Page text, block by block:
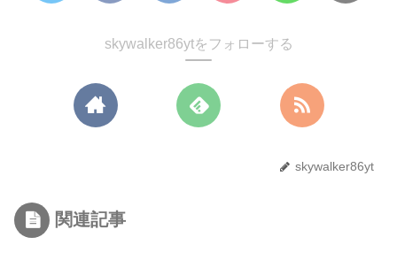
skywalker86ytをフォローする
skywalker86yt
関連記事